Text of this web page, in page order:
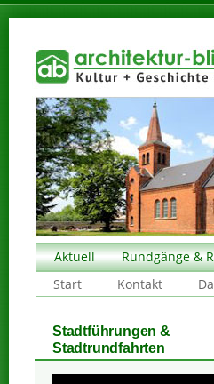
Aktuell Rundgänge &
Start
Kontakt
Stadtführungen &
Stadtrundfahrten